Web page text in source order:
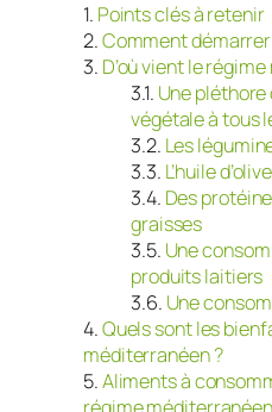
Points clés à retenir
Comment
D’où vient le
Une pléthore
végétale à tous
Les
L’huile d’olive
Des
graisses
Une
produits laitiers
Une
Quels sont les
méditerranéen ?
Aliments à